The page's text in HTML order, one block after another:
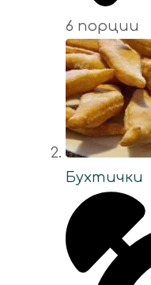
6 порции
Бухтички